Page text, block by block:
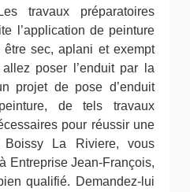
travaux préparatoires
l’application de peinture
sec, aplani et exempt
poser l’enduit par la
projet de pose d’enduit
de tels travaux
pour réussir une
La Riviere, vous
Entreprise Jean-François,
qualifié. Demandez-lui